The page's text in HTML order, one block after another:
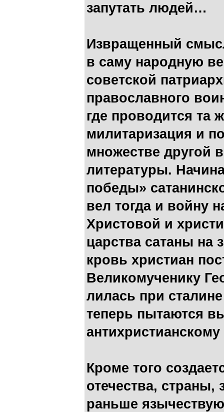
запутать людей…
Извращенный
в саму народную
советской
православного
где проводится та
милитаризация и
множестве другой
литературы.
победы»
вел тогда и войну
Христовой и
царства сатаны на
кровь христиан
Великомученику
лилась при
теперь пытаются
Кроме того
отечества,
раньше